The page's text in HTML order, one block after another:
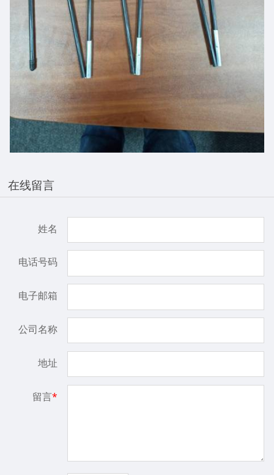
在线留言
姓名
电话号码
电子邮箱
公司名称
地址
留言*